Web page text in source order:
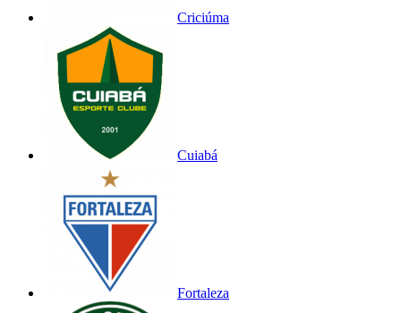
Criciúma
Cuiabá
Fortaleza